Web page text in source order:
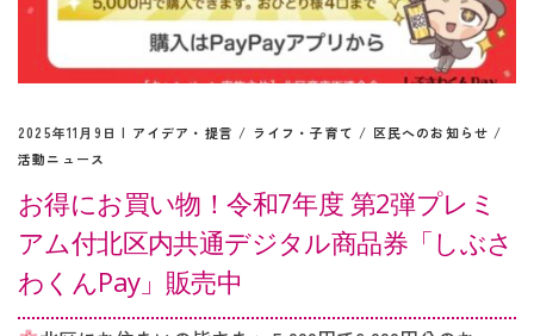
2025年11月9日 | アイデア・提言 / ライフ・子育て / 区民へのお知らせ /
活動ニュース
お得にお買い物！令和7年度 第2弾プレミ
アム付北区内共通デジタル商品券「しぶさ
わくんPay」販売中